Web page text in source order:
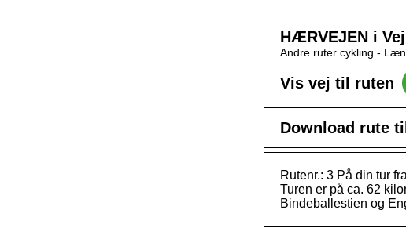
HÆRVEJEN i
Andre ruter cykling -
Vis vej til ruten
Download rute
Rutenr.: 3 På din tur
Turen er på ca. 62
Bindeballestien og